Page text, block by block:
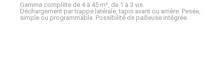
Gamme complète de 4 à 45 m³, de 1 à 3 vis.
Déchargement par trappe latérale, tapis avant ou arrière. Pesée,
simple ou programmable. Possibilité de pailleuse intégrée.